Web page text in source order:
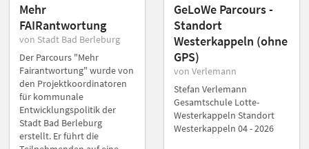
Mehr
FAIRantwortung
von Stadt Bad Berleburg
Der Parcours "Mehr
Fairantwortung" wurde von
den Projektkoordinatoren
für kommunale
Entwicklungspolitik der
Stadt Bad Berleburg
erstellt. Er führt die
GeLoWe Parcours -
Standort
Westerkappeln (ohne
GPS)
von Verlemann
Stefan Verlemann
Gesamtschule Lotte-
Westerkappeln Standort
Westerkappeln 04 - 2026